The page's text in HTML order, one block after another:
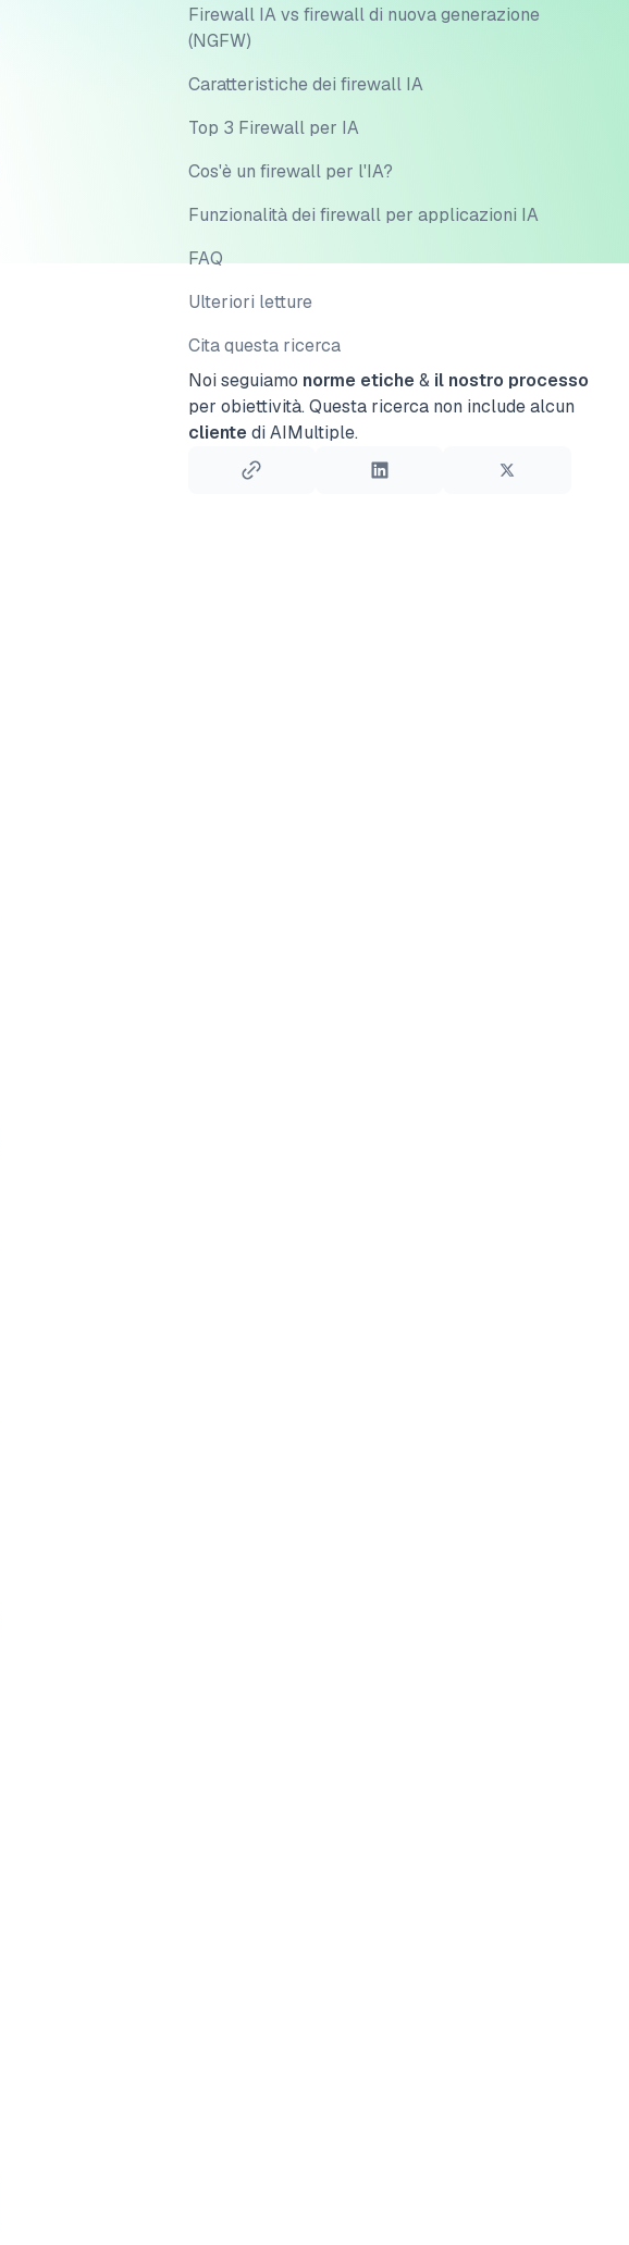
Firewall IA vs firewall di nuova generazione
(NGFW)
Caratteristiche dei firewall IA
Top 3 Firewall per IA
Cos'è un firewall per l'IA?
Funzionalità dei firewall per applicazioni IA
FAQ
Ulteriori letture
Cita questa ricerca
Noi seguiamo norme etiche & il nostro processo
per obiettività. Questa ricerca non include alcun
cliente di AIMultiple.